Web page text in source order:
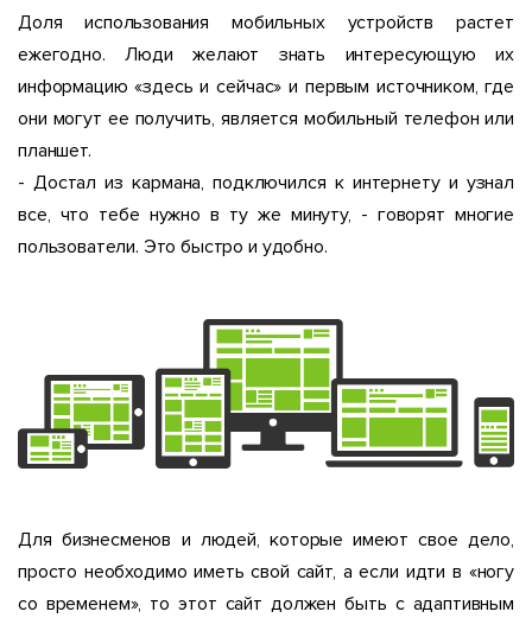
Доля использования мобильных устройств растет
ежегодно. Люди желают знать интересующую их
информацию «здесь и сейчас» и первым источником, где
они могут ее получить, является мобильный телефон или
планшет.
- Достал из кармана, подключился к интернету и узнал
все, что тебе нужно в ту же минуту, - говорят многие
пользователи. Это быстро и удобно.
Для бизнесменов и людей, которые имеют свое дело,
просто необходимо иметь свой сайт, а если идти в «ногу
со временем», то этот сайт должен быть с адаптивным